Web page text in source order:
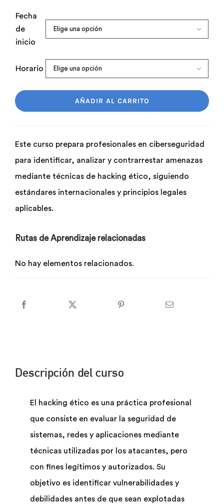
Fecha
de
inicio

Horario 
AÑADIR AL CARRITO
Este curso prepara profesionales en ciberseguridad
para identificar, analizar y contrarrestar amenazas
mediante técnicas de hacking ético, siguiendo
estándares internacionales y principios legales
aplicables.
Rutas de Aprendizaje relacionadas
No hay elementos relacionados.
Descripción del curso
El hacking ético es una práctica profesional
que consiste en evaluar la seguridad de
sistemas, redes y aplicaciones mediante
técnicas utilizadas por los atacantes, pero
con fines legítimos y autorizados. Su
objetivo es identificar vulnerabilidades y
debilidades antes de que sean explotadas